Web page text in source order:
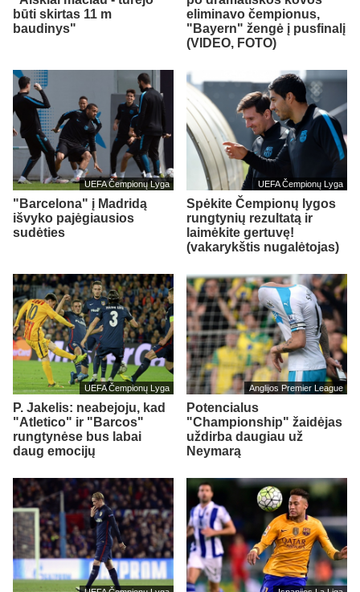
būti skirtas 11 m
baudinys"
eliminavo čempionus,
"Bayern" žengė į pusfinalį
(VIDEO, FOTO)
UEFA Čempionų Lyga
"Barcelona" į Madridą
išvyko pajėgiausios
sudėties
UEFA Čempionų Lyga
Spėkite Čempionų lygos
rungtynių rezultatą ir
laimėkite gertuvę!
(vakarykštis nugalėtojas)
UEFA Čempionų Lyga
P. Jakelis: neabejoju, kad
"Atletico" ir "Barcos"
rungtynėse bus labai
daug emocijų
Anglijos Premier League
Potencialus
"Championship" žaidėjas
uždirba daugiau už
Neymarą